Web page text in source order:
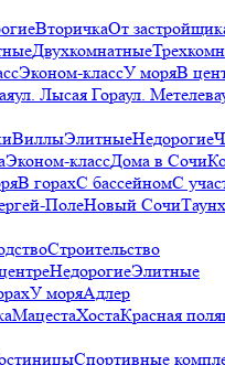
ВторичкаОт
Двухкомнатные
Эконом-классУ моряВ
ул. Лысая Гораул. Метелева
ВиллыЭлитныеНедорогие
Эконом-классДома в Сочи
В горахС бассейномС
ПолеНовый Сочи
Строительство
НедорогиеЭлитные
У моряАдлер
МацестаХостаКрасная
Спортивные